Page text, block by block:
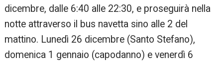
dicembre, dalle 6:40 alle 22:30, e proseguirà nella
notte attraverso il bus navetta sino alle 2 del
mattino. Lunedì 26 dicembre (Santo Stefano),
domenica 1 gennaio (capodanno) e venerdì 6